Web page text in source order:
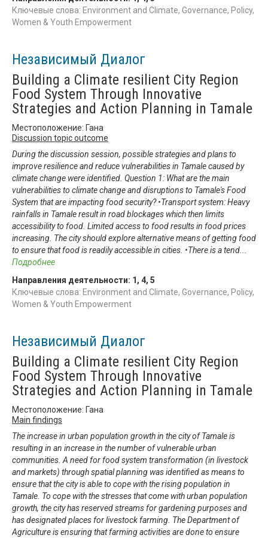
Ключевые слова: Environment and Climate, Governance, Policy,
Women & Youth Empowerment
Независимый Диалог
Building a Climate resilient City Region
Food System Through Innovative
Strategies and Action Planning in Tamale
Местоположение: Гана
Discussion topic outcome
During the discussion session, possible strategies and plans to
improve resilience and reduce vulnerabilities in Tamale caused by
climate change were identified. Question 1: What are the main
vulnerabilities to climate change and disruptions to Tamale's Food
System that are impacting food security? •Transport system: Heavy
rainfalls in Tamale result in road blockages which then limits
accessibility to food. Limited access to food results in food prices
increasing. The city should explore alternative means of getting food
to ensure that food is readily accessible in cities. •There is a tend
Подробнее
Направления деятельности: 1 , 4, 5
Ключевые слова: Environment and Climate, Governance, Policy,
Women & Youth Empowerment
Независимый Диалог
Building a Climate resilient City Region
Food System Through Innovative
Strategies and Action Planning in Tamale
Местоположение: Гана
Main findings
The increase in urban population growth in the city of Tamale is
resulting in an increase in the number of vulnerable urban
communities. A need for food system transformation (in livestock
and markets) through spatial planning was identified as means to
ensure that the city is able to cope with the rising population in
Tamale. To cope with the stresses that come with urban population
growth, the city has reserved streams for gardening purposes and
has designated places for livestock farming. The Department of
Agriculture is ensuring that farming activities are done to ensure